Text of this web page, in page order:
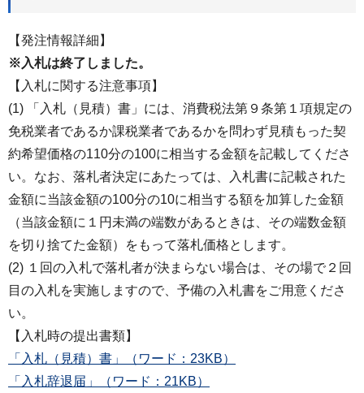
【発注情報詳細】
※入札は終了しました。
【入札に関する注意事項】
(1) 「入札（見積）書」には、消費税法第９条第１項規定の
免税業者であるか課税業者であるかを問わず見積もった契
約希望価格の110分の100に相当する金額を記載してくださ
い。なお、落札者決定にあたっては、入札書に記載された
金額に当該金額の100分の10に相当する額を加算した金額
（当該金額に１円未満の端数があるときは、その端数金額
を切り捨てた金額）をもって落札価格とします。
(2) １回の入札で落札者が決まらない場合は、その場で２回
目の入札を実施しますので、予備の入札書をご用意くださ
い。
【入札時の提出書類】
「入札（見積）書」（ワード：23KB）
「入札辞退届」（ワード：21KB）